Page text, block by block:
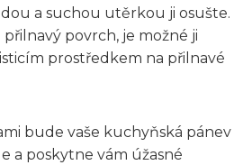
a suchou utěrkou ji osušte.
povrch, je možné ji
prostředkem na přilnavé
bude vaše kuchyňská pánev
a poskytne vám úžasné